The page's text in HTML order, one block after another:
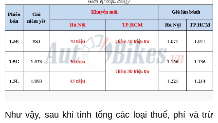
Như vậy, sau khi tính tổng các loại thuế, phí và trừ